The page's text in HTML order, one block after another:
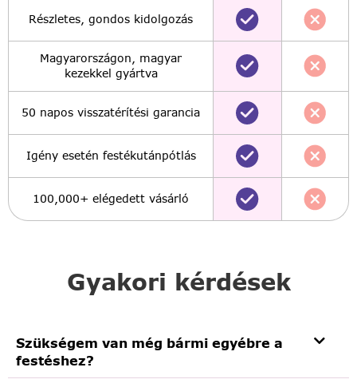
Gyakori kérdések
Szükségem van még bármi egyébre a
festéshez?
Részletes, gondos kidolgozás
Magyarországon, magyar
kezekkel gyártva
50 napos visszatérítési garancia
Igény esetén festékutánpótlás
100,000+ elégedett vásárló